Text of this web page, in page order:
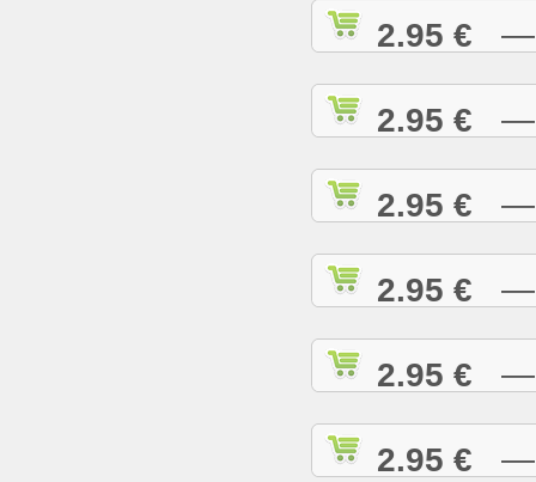
2.95 € —
2.95 € —
2.95 € —
2.95 € —
2.95 € —
2.95 € —